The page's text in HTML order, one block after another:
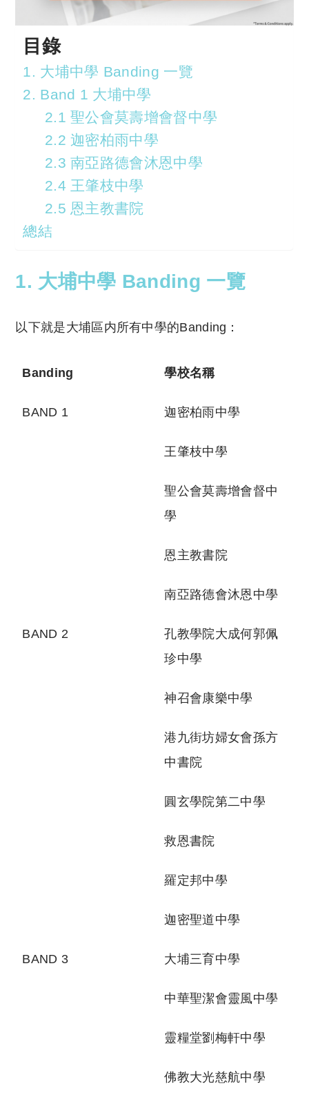
目錄
1. 大埔中學 Banding 一覽
2. Band 1 大埔中學
2.1 聖公會莫壽增會督中學
2.2 迦密柏雨中學
2.3 南亞路德會沐恩中學
2.4 王肇枝中學
2.5 恩主教書院
總結
1. 大埔中學 Banding 一覽
以下就是大埔區内所有中學的Banding：
Banding 學校名稱
BAND 1 迦密柏雨中學
王肇枝中學
聖公會莫壽增會督中
學
恩主教書院
南亞路德會沐恩中學
BAND 2
孔教學院大成何郭佩
珍中學
神召會康樂中學
港九街坊婦女會孫方
中書院
圓玄學院第二中學
救恩書院
羅定邦中學
迦密聖道中學
BAND 3 大埔三育中學
中華聖潔會靈風中學
靈糧堂劉梅軒中學
佛教大光慈航中學